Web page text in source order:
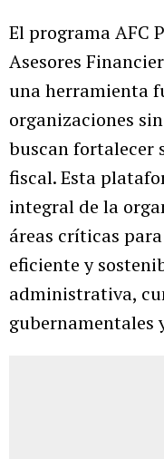
El programa AFC
Asesores
una herramienta
organizaciones
buscan fortalecer
fiscal. Esta
integral de la
áreas críticas
eficiente y
administrativa,
gubernamentales